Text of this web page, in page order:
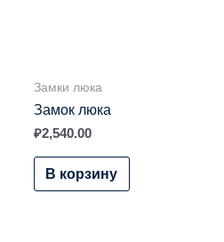
Замки люка
Замок люка
₽2,540.00
В корзину